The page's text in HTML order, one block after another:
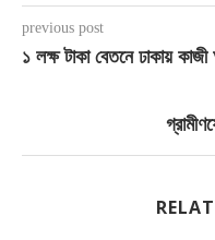
previous post
১ লক্ষ টাকা বেতনে ঢাকায়